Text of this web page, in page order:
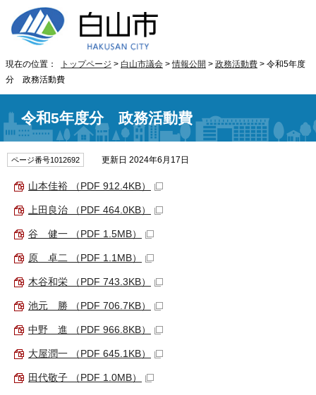
現在の位置： トップページ > 白山市議会 >情報公開 > 政務活動費 > 令和5年度
分 政務活動費
令和5年度分 政務活動費
ページ番号1012692 更新日 2024年6月17日
山本佳裕 （PDF 912.4KB）
上田良治 （PDF 464.0KB）
谷 健一 （PDF 1.5MB）
原 卓二 （PDF 1.1MB）
木谷和栄 （PDF 743.3KB）
池元 勝 （PDF 706.7KB）
中野 進 （PDF 966.8KB）
大屋潤一 （PDF 645.1KB）
田代敬子 （PDF 1.0MB）